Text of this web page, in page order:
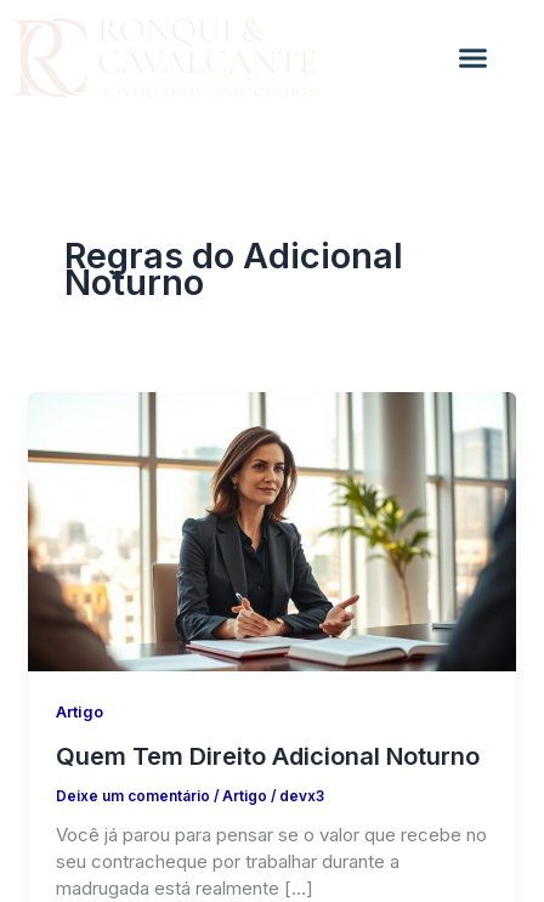
Regras do Adicional
Noturno
Artigo
Quem Tem Direito Adicional Noturno
Deixe um comentário / Artigo / devx3
Você já parou para pensar se o valor que recebe no
seu contracheque por trabalhar durante a
madrugada está realmente […]